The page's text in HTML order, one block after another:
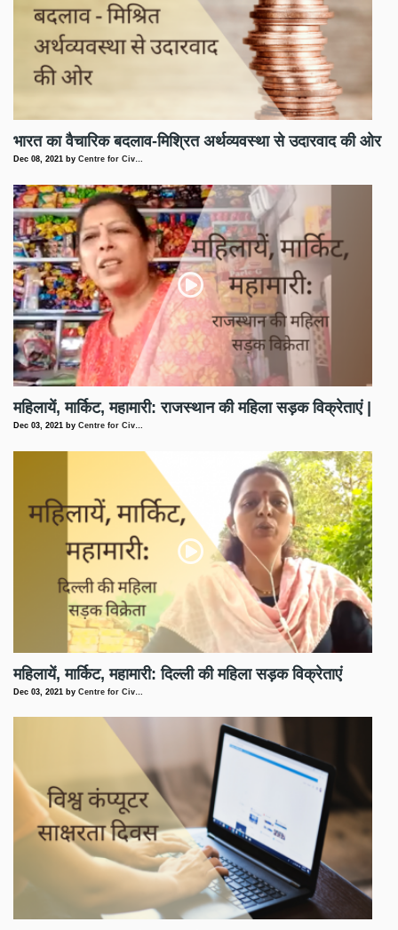
भारत का वैचारिक बदलाव-मिश्रित अर्थव्यवस्था से उदारवाद की ओर
Dec 08, 2021 by Centre for Civ…
महिलायें, मार्किट, महामारी: राजस्थान की महिला सड़क विक्रेताएं |
Dec 03, 2021 by Centre for Civ…
महिलायें, मार्किट, महामारी: दिल्ली की महिला सड़क विक्रेताएं
Dec 03, 2021 by Centre for Civ…